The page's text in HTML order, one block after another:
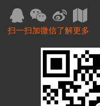
扫一扫加微信了解更多